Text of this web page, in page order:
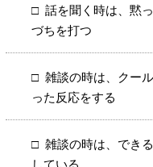
話を聞く時は、黙
づちを打つ
雑談の時は、クー
った反応をする
雑談の時は、でき
している